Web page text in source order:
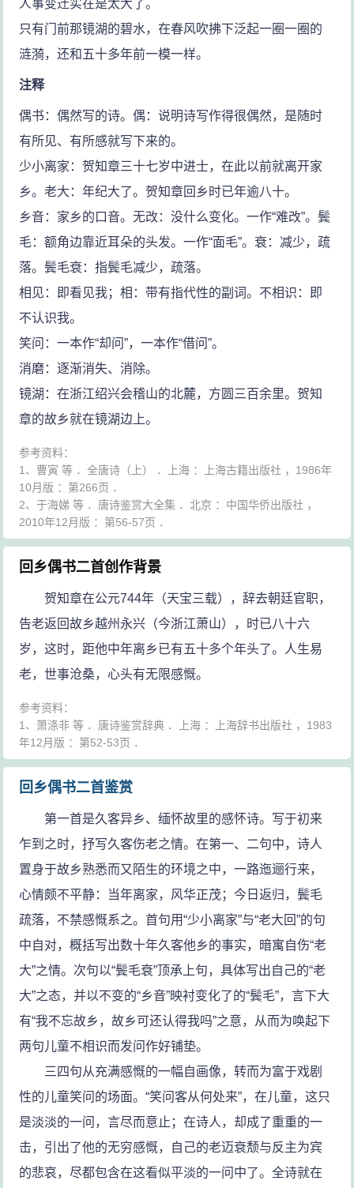
人事变迁实在是太大了。
只有门前那镜湖的碧水，在春风吹拂下泛起一圈一圈的
涟漪，还和五十多年前一模一样。
注释
偶书：偶然写的诗。偶：说明诗写作得很偶然，是随时
有所见、有所感就写下来的。
少小离家：贺知章三十七岁中进士，在此以前就离开家
乡。老大：年纪大了。贺知章回乡时已年逾八十。
乡音：家乡的口音。无改：没什么变化。一作“难改”。鬓
毛：额角边靠近耳朵的头发。一作“面毛”。衰：减少，疏
落。鬓毛衰：指鬓毛减少，疏落。
相见：即看见我；相：带有指代性的副词。不相识：即
不认识我。
笑问：一本作“却问”，一本作“借问”。
消磨：逐渐消失、消除。
镜湖：在浙江绍兴会稽山的北麓，方圆三百余里。贺知
章的故乡就在镜湖边上。
参考资料：
1、曹寅 等 ．全唐诗（上） ．上海 ：上海古籍出版社 ，1986年
10月版 ：第266页 ．
2、于海娣 等 ．唐诗鉴赏大全集 ．北京 ：中国华侨出版社 ，
2010年12月版 ：第56-57页 ．
回乡偶书二首创作背景
贺知章在公元744年（天宝三载），辞去朝廷官职，
告老返回故乡越州永兴（今浙江萧山），时已八十六
岁，这时，距他中年离乡已有五十多个年头了。人生易
老，世事沧桑，心头有无限感慨。
参考资料：
1、萧涤非 等 ．唐诗鉴赏辞典 ．上海 ：上海辞书出版社 ，1983
年12月版 ：第52-53页 ．
回乡偶书二首鉴赏
第一首是久客异乡、缅怀故里的感怀诗。写于初来
乍到之时，抒写久客伤老之情。在第一、二句中，诗人
置身于故乡熟悉而又陌生的环境之中，一路迤逦行来，
心情颇不平静：当年离家，风华正茂；今日返归，鬓毛
疏落，不禁感慨系之。首句用“少小离家”与“老大回”的句
中自对，概括写出数十年久客他乡的事实，暗寓自伤“老
大”之情。次句以“鬓毛衰”顶承上句，具体写出自己的“老
大”之态，并以不变的“乡音”映衬变化了的“鬓毛”，言下大
有“我不忘故乡，故乡可还认得我吗”之意，从而为唤起下
两句儿童不相识而发问作好铺垫。
三四句从充满感慨的一幅自画像，转而为富于戏剧
性的儿童笑问的场面。“笑问客从何处来”，在儿童，这只
是淡淡的一问，言尽而意止；在诗人，却成了重重的一
击，引出了他的无穷感慨，自己的老迈衰颓与反主为宾
的悲哀，尽都包含在这看似平淡的一问中了。全诗就在